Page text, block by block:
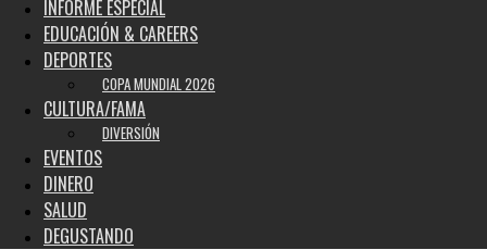
INFORME ESPECIAL
EDUCACIÓN & CAREERS
DEPORTES
COPA MUNDIAL 2026
CULTURA/FAMA
DIVERSIÓN
EVENTOS
DINERO
SALUD
DEGUSTANDO